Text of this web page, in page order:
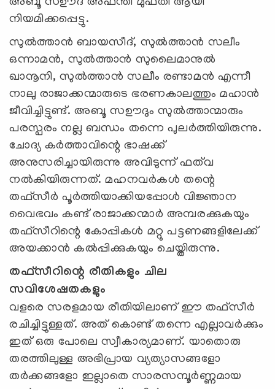
നിയമിക്കപ്പെട്ടു.
സുൽത്താൻ ബായസീദ്, സുൽത്താൻ സലീം
ഒന്നാമന്‍, സുൽത്താൻ സുലൈമാനുൽ
ഖാനൂനി, സുൽത്താൻ സലീം രണ്ടാമന്‍ എന്നീ
നാലു രാജാക്കന്മാരുടെ ഭരണകാലത്തും മഹാൻ
ജീവിച്ചിട്ടുണ്ട്. അബൂ സഊദും സുൽത്താന്മാരും
പരസ്പരം നല്ല ബന്ധം തന്നെ പുലർത്തിയിരുന്നു.
ചോദ്യ കർത്താവിന്റെ ഭാഷക്ക്
അനുസരിച്ചായിരുന്നു അവിടുന്ന് ഫത്‌വ
നൽകിയിരുന്നത്. മഹനവർകള്‍ തന്റെ
തഫ്സീർ പൂർത്തിയാക്കിയപ്പോൾ വിജ്ഞാന
വൈഭവം കണ്ട് രാജാക്കന്മാർ അമ്പരക്കുകയും
തഫ്സീറിന്റെ കോപ്പികൾ മറ്റു പട്ടണങ്ങളിലേക്ക്
അയക്കാൻ കൽപ്പിക്കുകയും ചെയ്തിരുന്നു.
തഫ്സീറിന്റെ രീതികളും ചില
സവിശേഷതകളും
വളരെ സരളമായ രീതിയിലാണ് ഈ തഫ്സീർ
രചിച്ചിട്ടുള്ളത്. അത് കൊണ്ട് തന്നെ എല്ലാവര്‍ക്കും
ഇത് ഒരു പോലെ സ്വീകാര്യമാണ്. യാതൊരു
തരത്തിലുള്ള അഭിപ്രായ വ്യത്യാസങ്ങളോ
തർക്കങ്ങളോ ഇല്ലാതെ സാരസമ്പൂർണ്ണമായ